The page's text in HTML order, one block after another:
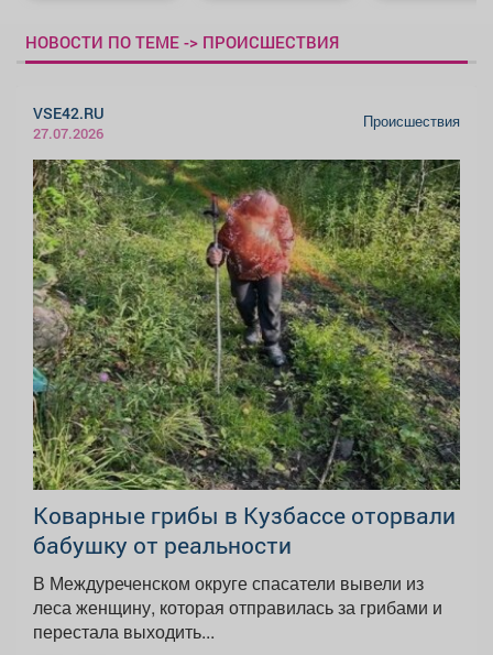
НОВОСТИ ПО ТЕМЕ -> ПРОИСШЕСТВИЯ
VSE42.RU
27.07.2026
Происшествия
Коварные грибы в Кузбассе оторвали
бабушку от реальности
В Междуреченском округе спасатели вывели из
леса женщину, которая отправилась за грибами и
перестала выходить...